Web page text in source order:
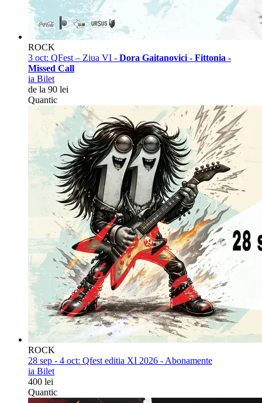
ROCK
3 oct: QFest – Ziua VI - Dora Gaitanovici - Fittonia -
Missed Call
ia Bilet
de la 90 lei
Quantic
ROCK
28 sep - 4 oct: Qfest editia XI 2026 - Abonamente
ia Bilet
400 lei
Quantic